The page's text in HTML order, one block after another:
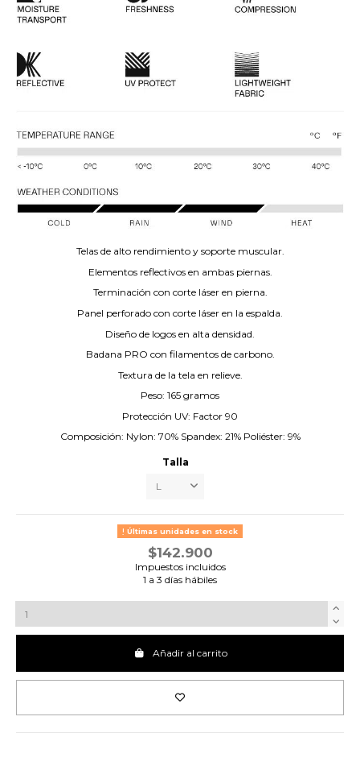
Telas de alto rendimiento y soporte muscular.
Elementos reflectivos en ambas piernas.
Terminación con corte láser en pierna.
Panel perforado con corte láser en la espalda.
Diseño de logos en alta densidad.
Badana PRO con filamentos de carbono.
Textura de la tela en relieve.
Peso: 165 gramos
Protección UV: Factor 90
Composición: Nylon: 70% Spandex: 21% Poliéster: 9%
Talla
Últimas unidades en stock
$142.900
Impuestos incluidos
1 a 3 días hábiles
Añadir al carrito